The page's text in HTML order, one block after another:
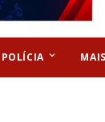
POLÍCIA keyboard_arrow_down